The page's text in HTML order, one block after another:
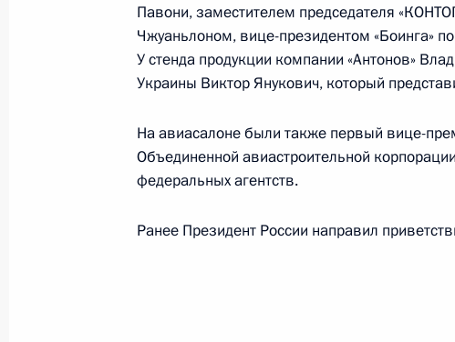
Владимир Путин внес изменения в
22 августа 2007 года, 10:00
21 августа 2007 года, вторник
Павони, заместителем председателя
Чжуаньлоном, вице-президентом «Боинга»
У стенда продукции компании «Антонов»
Украины Виктор Янукович, который
На авиасалоне были также первый вице-
Объединенной авиастроительной
федеральных агентств.
Ранее Президент России направил